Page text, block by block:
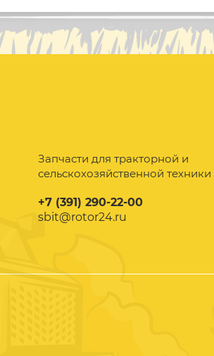
Запчасти для тракторной и
сельскохозяйственной техники
+7 (391) 290-22-00
sbit@rotor24.ru